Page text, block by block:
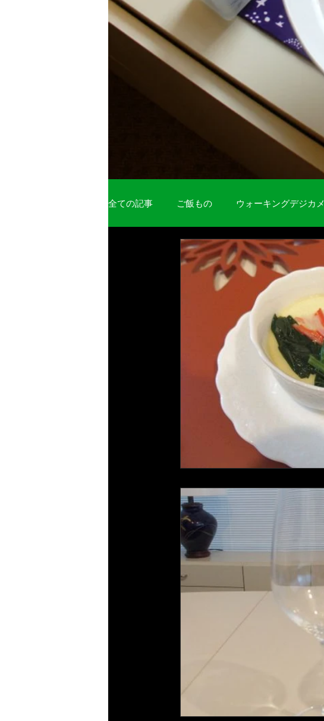
全ての記事 ご飯もの ウォーキングデジカメ
日記 麺類 ひき肉料理
コミュニティ